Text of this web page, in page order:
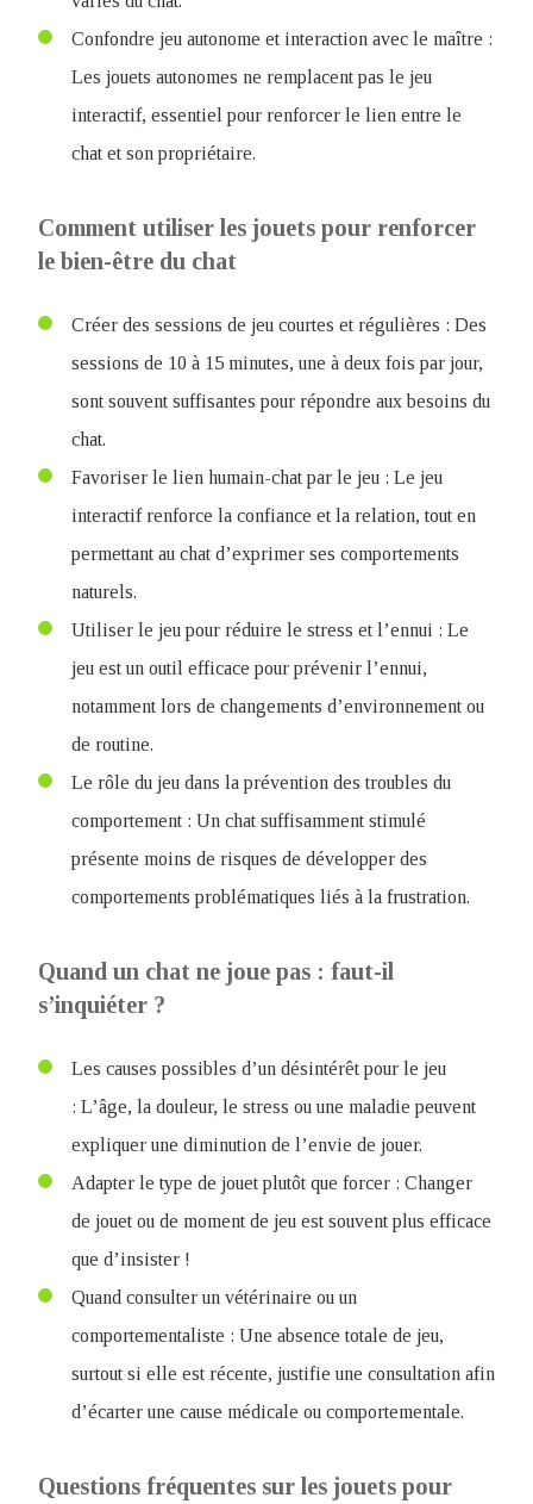
Confondre jeu autonome et interaction avec le maître :
Les jouets autonomes ne remplacent pas le jeu
interactif, essentiel pour renforcer le lien entre le
chat et son propriétaire.
Comment utiliser les jouets pour renforcer
le bien-être du chat
Créer des sessions de jeu courtes et régulières : Des
sessions de 10 à 15 minutes, une à deux fois par jour,
sont souvent suffisantes pour répondre aux besoins du
chat.
Favoriser le lien humain-chat par le jeu : Le jeu
interactif renforce la confiance et la relation, tout en
permettant au chat d’exprimer ses comportements
naturels.
Utiliser le jeu pour réduire le stress et l’ennui : Le
jeu est un outil efficace pour prévenir l’ennui,
notamment lors de changements d’environnement ou
de routine.
Le rôle du jeu dans la prévention des troubles du
comportement : Un chat suffisamment stimulé
présente moins de risques de développer des
comportements problématiques liés à la frustration.
Quand un chat ne joue pas : faut-il
s’inquiéter ?
Les causes possibles d’un désintérêt pour le jeu
: L’âge, la douleur, le stress ou une maladie peuvent
expliquer une diminution de l’envie de jouer.
Adapter le type de jouet plutôt que forcer : Changer
de jouet ou de moment de jeu est souvent plus efficace
que d’insister !
Quand consulter un vétérinaire ou un
comportementaliste : Une absence totale de jeu,
surtout si elle est récente, justifie une consultation afin
d’écarter une cause médicale ou comportementale.
Questions fréquentes sur les jouets pour